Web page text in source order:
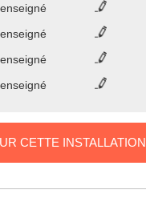
CETTE INSTALLATION